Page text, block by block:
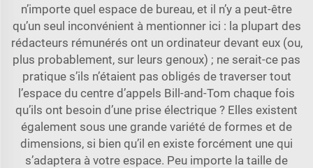
n’importe quel espace de bureau, et il n’y a peut-être
qu’un seul inconvénient à mentionner ici : la plupart des
rédacteurs rémunérés ont un ordinateur devant eux (ou,
plus probablement, sur leurs genoux) ; ne serait-ce pas
pratique s’ils n’étaient pas obligés de traverser tout
l’espace du centre d’appels Bill-and-Tom chaque fois
qu’ils ont besoin d’une prise électrique ? Elles existent
également sous une grande variété de formes et de
dimensions, si bien qu’il en existe forcément une qui
s’adaptera à votre espace. Peu importe la taille de